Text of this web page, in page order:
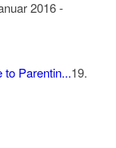
2016 -
to Parentin...19.